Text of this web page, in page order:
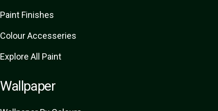
Paint Finishes
Colour Accesseries
Explore All Paint
Wallpaper